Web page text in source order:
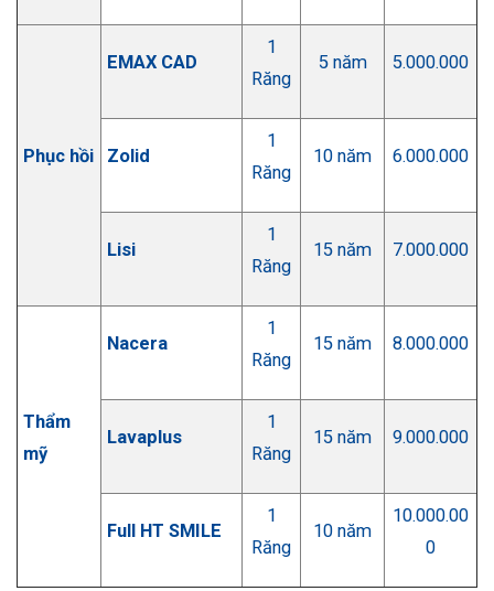
Phục hồi
EMAX CAD
1
Răng
5 năm 5.000.000
Zolid
1
Răng
10 năm 6.000.000
Lisi
1
Răng
15 năm 7.000.000
Thẩm
mỹ
Nacera
1
Răng
15 năm 8.000.000
Lavaplus
1
Răng
15 năm 9.000.000
Full HT SMILE
1
Răng
10 năm
10.000.00
0